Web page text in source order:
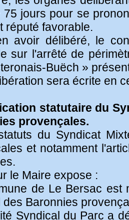
75 jours pour se
réputé favorable.
avoir délibéré, le
sur l'arrêté de
Buëch »
sera écrite en
statutaire du
provençales.
du Syndicat
et notamment
le Maire expose :
de Le Bersac est
des Baronnies
Syndical du Parc a